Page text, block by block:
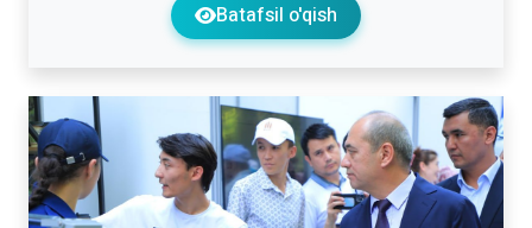
Batafsil o'qish